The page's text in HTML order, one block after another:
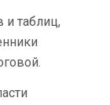
таблиц,